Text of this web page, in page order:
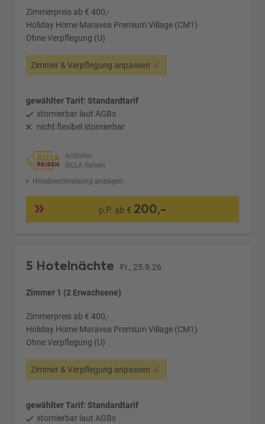
Zimmerpreis ab € 400,-
Holiday Home Maravea Premium Village (CM1)
Ohne Verpflegung (U)
Zimmer & Verpflegung anpassen
gewählter Tarif: Standardtarif
stornierbar laut AGBs
nicht flexibel stornierbar
Anbieter:
BILLA Reisen
Hotelbeschreibung anzeigen
p.P. ab € 200,-
5 Hotelnächte Fr., 25.9.26
Zimmer 1 (2 Erwachsene)
Zimmerpreis ab € 400,-
Holiday Home Maravea Premium Village (CM1)
Ohne Verpflegung (U)
Zimmer & Verpflegung anpassen
gewählter Tarif: Standardtarif
stornierbar laut AGBs